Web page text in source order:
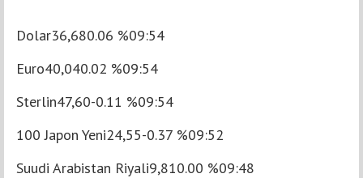
Dolar36,680.06 %09:54
Euro40,040.02 %09:54
Sterlin47,60-0.11 %09:54
100 Japon Yeni24,55-0.37 %09:52
Suudi Arabistan Riyali9,810.00 %09:48